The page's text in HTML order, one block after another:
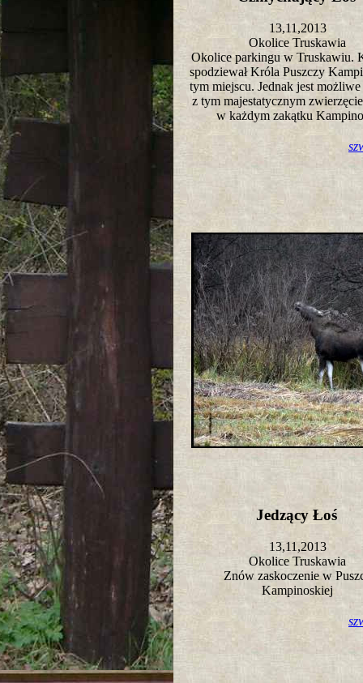
13,11,2013
Okolice Truskawia
Okolice parkingu w Truskawiu.
spodziewał Króla Puszczy
tym miejscu. Jednak jest możliwe
z tym majestatycznym
w każdym zakątku
Jedzący Łoś
13,11,2013
Okolice Truskawia
Znów zaskoczenie w
Kampinoskiej